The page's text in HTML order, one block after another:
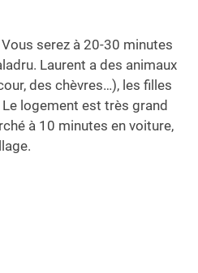
Vous serez à 20-30 minutes
Laurent a des animaux
des chèvres…), les filles
logement est très grand
à 10 minutes en voiture,